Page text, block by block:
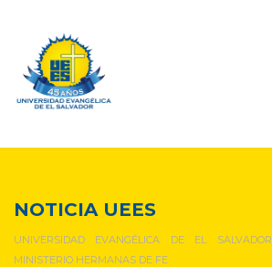
NOTICIA UEES
UNIVERSIDAD EVANGÉLICA DE EL SALVADOR
MINISTERIO HERMANAS DE FE